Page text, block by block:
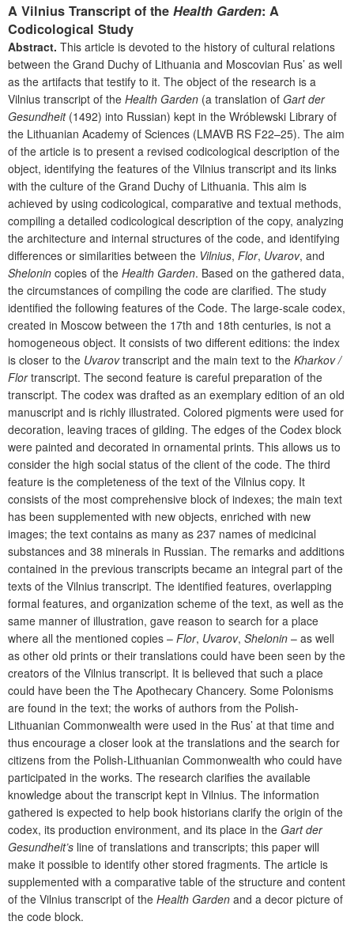
A Vilnius Transcript of the Health Garden: A
Codicological Study
Abstract. This article is devoted to the history of cultural relations
between the Grand Duchy of Lithuania and Moscovian Rus’ as well
as the artifacts that testify to it. The object of the research is a
Vilnius transcript of the Health Garden (a translation of Gart der
Gesundheit(1492) into Russian) kept in the Wróblewski Library of
the Lithuanian Academy of Sciences (LMAVB RS F22–25). The aim
of the article is to present a revised codicological description of the
object, identifying the features of the Vilnius transcript and its links
with the culture of the Grand Duchy of Lithuania. This aim is
achieved by using codicological, comparative and textual methods,
compiling a detailed codicological description of the copy, analyzing
the architecture and internal structures of the code, and identifying
differences or similarities between the Vilnius, Flor, Uvarov, and
Shelonin copies of the Health Garden. Based on the gathered data,
the circumstances of compiling the code are clarified. The study
identified the following features of the Code. The large-scale codex,
created in Moscow between the 17th and 18th centuries, is not a
homogeneous object. It consists of two different editions: the index
is closer to the Uvarovtranscript and the main text to the Kharkov /
Flortranscript. The second feature is careful preparation of the
transcript. The codex was drafted as an exemplary edition of an old
manuscript and is richly illustrated. Colored pigments were used for
decoration, leaving traces of gilding. The edges of the Codex block
were painted and decorated in ornamental prints. This allows us to
consider the high social status of the client of the code. The third
feature is the completeness of the text of the Vilnius copy. It
consists of the most comprehensive block of indexes; the main text
has been supplemented with new objects, enriched with new
images; the text contains as many as 237 names of medicinal
substances and 38 minerals in Russian. The remarks and additions
contained in the previous transcripts became an integral part of the
texts of the Vilnius transcript. The identified features, overlapping
formal features, and organization scheme of the text, as well as the
same manner of illustration, gave reason to search for a place
where all the mentioned copies – Flor, Uvarov, Shelonin – as well
as other old prints or their translations could have been seen by the
creators of the Vilnius transcript. It is believed that such a place
could have been the The Apothecary Chancery. Some Polonisms
are found in the text; the works of authors from the Polish-
Lithuanian Commonwealth were used in the Rus’ at that time and
thus encourage a closer look at the translations and the search for
citizens from the Polish-Lithuanian Commonwealth who could have
participated in the works. The research clarifies the available
knowledge about the transcript kept in Vilnius. The information
gathered is expected to help book historians clarify the origin of the
codex, its production environment, and its place in the Gart der
Gesundheit’s line of translations and transcripts; this paper will
make it possible to identify other stored fragments. The article is
supplemented with a comparative table of the structure and content
of the Vilnius transcript of the Health Garden and a decor picture of
the code block.